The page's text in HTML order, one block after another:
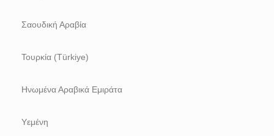
Σαουδική Αραβία
Τουρκία (Türkiye)
Ηνωμένα Αραβικά Εμιράτα
Υεμένη